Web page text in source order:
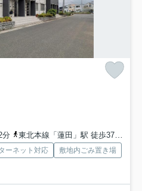
分
東北本線「蓮田」駅 徒歩37分
ーネット対応
敷地内ごみ置き場